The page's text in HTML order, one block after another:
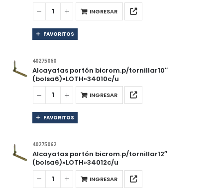
INGRESAR
FAVORITOS
40275060
Alcayatas portón bicrom.p/tornillar10″
(bolsa6)»LOTH»34010c/u
INGRESAR
FAVORITOS
40275062
Alcayatas portón bicrom.p/tornillar12″
(bolsa6)»LOTH»34012c/u
INGRESAR